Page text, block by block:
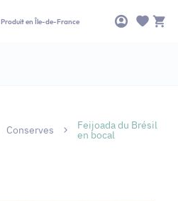
Produit en Île-de-France
Conserves Feijoada du Brésil
en bocal